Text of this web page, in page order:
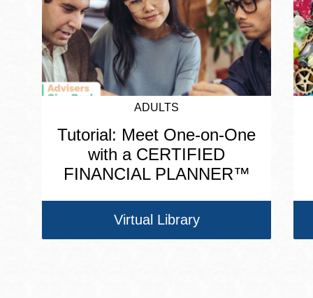
ADULTS
Tutorial: Meet One-on-One
with a CERTIFIED
FINANCIAL PLANNER™
Virtual Library